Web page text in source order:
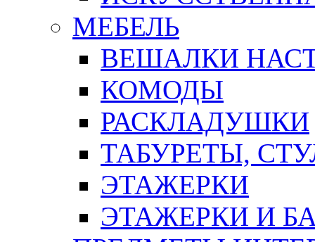
МЕБЕЛЬ
ВЕШАЛКИ
КОМОДЫ
РАСКЛАДУШКИ
ТАБУРЕТЫ,
ЭТАЖЕРКИ
ЭТАЖЕРКИ И